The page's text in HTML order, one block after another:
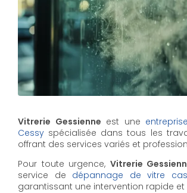
Vitrerie Gessienne est une
Cessy spécialisée dans tous les
offrant des services variés et
Pour toute urgence, Vitrerie
service de dépannage de vitre
garantissant une intervention rapide et